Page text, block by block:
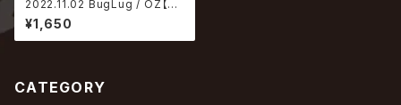
2022.11.02 BugLug / OZ【通
常盤】
¥1,650
CATEGORY